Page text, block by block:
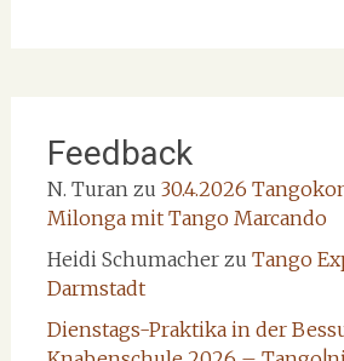
Feedback
N. Turanzu 30.4.2026
Milonga mit Tango Marcando
Heidi Schumacherzu Tango
Darmstadt
Dienstags-Praktika in der